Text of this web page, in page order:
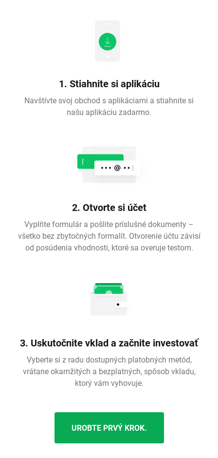
1. Stiahnite si aplikáciu
Navštívte svoj obchod s aplikáciami a stiahnite si
našu aplikáciu zadarmo.
2. Otvorte si účet
Vyplňte formulár a pošlite príslušné dokumenty –
všetko bez zbytočných formalít. Otvorenie účtu závisí
od posúdenia vhodnosti, ktoré sa overuje testom.
3. Uskutočnite vklad a začnite investovať
Vyberte si z radu dostupných platobných metód,
vrátane okamžitých a bezplatných, spôsob vkladu,
ktorý vám vyhovuje.
UROBTE PRVÝ KROK.